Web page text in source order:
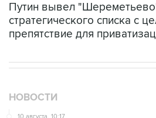
Путин вывел
стратегического списка с
препятствие для
НОВОСТИ